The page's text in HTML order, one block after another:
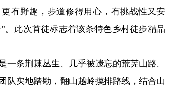
有野趣，步道修得用心，有挑战性又安
。此次首徒标志着该条特色乡村徒步精品
条荆棘丛生、几乎被遗忘的荒芜山路。
队实地踏勘，翻山越岭摸排路线，结合山